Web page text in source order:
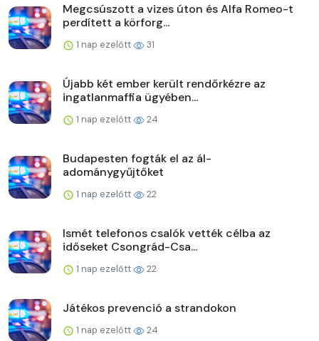
Megcsúszott a vizes úton és Alfa Romeo-t
perdített a körforg...
1 nap ezelőtt 31
Újabb két ember került rendőrkézre az
ingatlanmaffia ügyében...
1 nap ezelőtt 24
Budapesten fogták el az ál-
adománygyűjtőket
1 nap ezelőtt 22
Ismét telefonos csalók vették célba az
időseket Csongrád-Csa...
1 nap ezelőtt 22
Játékos prevenció a strandokon
1 nap ezelőtt 24